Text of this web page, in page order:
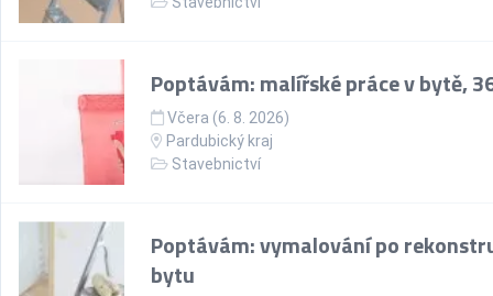
Poptávám: malířské práce v bytě,
Včera (6. 8. 2026)
Pardubický kraj
Stavebnictví
Poptávám: vymalování po
bytu